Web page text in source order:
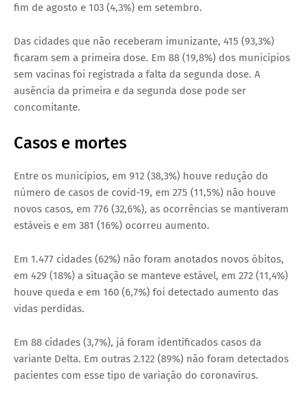
fim de agosto e 103 (4,3%) em setembro.
Das cidades que não receberam imunizante, 415 (93,3%)
ficaram sem a primeira dose. Em 88 (19,8%) dos municípios
sem vacinas foi registrada a falta da segunda dose. A
ausência da primeira e da segunda dose pode ser
concomitante.
Casos e mortes
Entre os municípios, em 912 (38,3%) houve redução do
número de casos de covid-19, em 275 (11,5%) não houve
novos casos, em 776 (32,6%), as ocorrências se mantiveram
estáveis e em 381 (16%) ocorreu aumento.
Em 1.477 cidades (62%) não foram anotados novos óbitos,
em 429 (18%) a situação se manteve estável, em 272 (11,4%)
houve queda e em 160 (6,7%) foi detectado aumento das
vidas perdidas.
Em 88 cidades (3,7%), já foram identificados casos da
variante Delta. Em outras 2.122 (89%) não foram detectados
pacientes com esse tipo de variação do coronavírus.